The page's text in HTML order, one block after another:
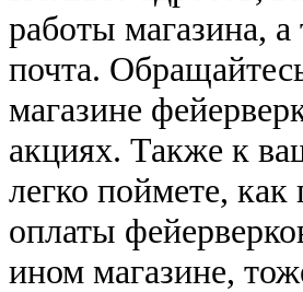
работы магазина,
почта.
магазине
акциях. Также к
легко поймете,
оплаты
ином магазине,